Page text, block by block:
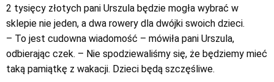
2 tysięcy złotych pani Urszula będzie mogła wybrać w
sklepie nie jeden, a dwa rowery dla dwójki swoich dzieci.
– To jest cudowna wiadomość – mówiła pani Urszula,
odbierając czek. – Nie spodziewaliśmy się, że będziemy mieć
taką pamiątkę z wakacji. Dzieci będą szczęśliwe.